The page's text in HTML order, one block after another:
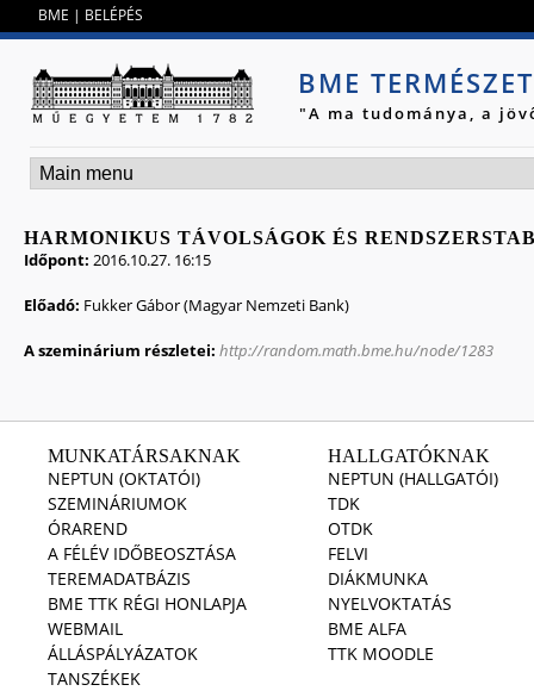
BME | BELÉPÉS
BME
"A ma tudománya, a
HARMONIKUS TÁVOLSÁGOK ÉS
Időpont: 2016.10.27. 16:15
Előadó: Fukker Gábor (Magyar Nemzeti Bank)
A szeminárium részletei: http://random.math.bme.hu/node/1283
MUNKATÁRSAKNAK
NEPTUN (OKTATÓI)
SZEMINÁRIUMOK
ÓRAREND
A FÉLÉV IDŐBEOSZTÁSA
TEREMADATBÁZIS
BME TTK RÉGI HONLAPJA
WEBMAIL
ÁLLÁSPÁLYÁZATOK
TANSZÉKEK
HALLGATÓKNAK
NEPTUN (HALLGATÓI)
TDK
OTDK
FELVI
DIÁKMUNKA
NYELVOKTATÁS
BME ALFA
TTK MOODLE